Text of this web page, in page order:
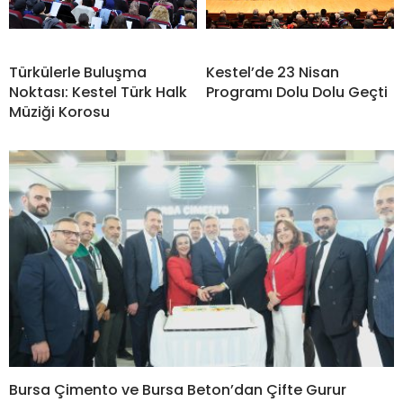
Türkülerle Buluşma
Noktası: Kestel Türk Halk
Müziği Korosu
Kestel’de 23 Nisan
Programı Dolu Dolu Geçti
Bursa Çimento ve Bursa Beton’dan Çifte Gurur